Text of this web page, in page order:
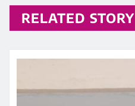
RELATED STORY